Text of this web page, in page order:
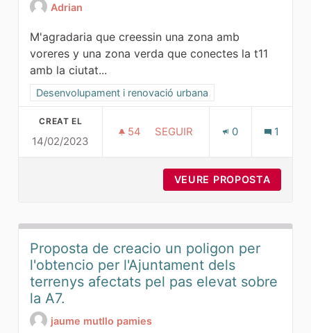
Adrian
M'agradaria que creessin una zona amb
voreres y una zona verda que conectes la t11
amb la ciutat...
Resultats al filtrar per la categoria: Desenvolupament i
Desenvolupament i renovació urbana
CREAT EL
14/02/2023
54 54 SEGUIDORES
SEGUIR 0 1
VEURE PROPOSTA
Proposta de creacio un poligon per
l'obtencio per l'Ajuntament dels
terrenys afectats pel pas elevat sobre
la A7.
jaume mutllo pamies